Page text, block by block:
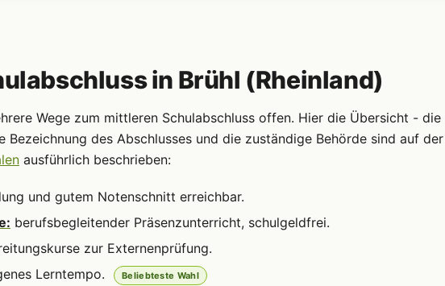
in Brühl (Rheinland)
Wege zum mittleren Schulabschluss offen. Hier die Übersicht - die
Bezeichnung des Abschlusses und die zuständige Behörde sind auf der
ausführlich beschrieben:
und gutem Notenschnitt erreichbar.
berufsbegleitender Präsenzunterricht, schulgeldfrei.
zur Externenprüfung.
Lerntempo. Beliebteste Wahl